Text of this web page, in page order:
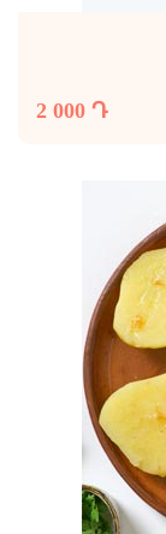
2 000 Դ